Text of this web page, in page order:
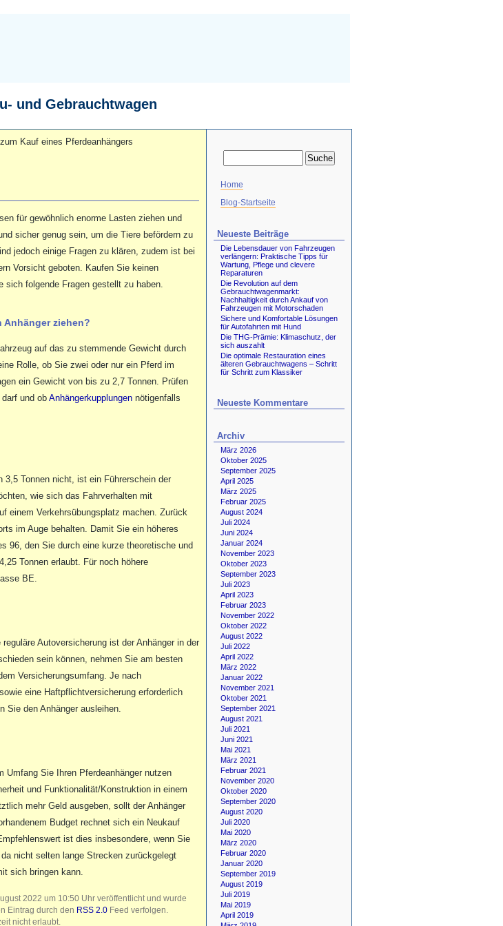
und Gebrauchtwagen
Kauf eines Pferdeanhängers
für gewöhnlich enorme Lasten ziehen und
sicher genug sein, um die Tiere befördern zu
jedoch einige Fragen zu klären, zudem ist bei
Vorsicht geboten. Kaufen Sie keinen
sich folgende Fragen gestellt zu haben.
Anhänger ziehen?
auf das zu stemmende Gewicht durch
Rolle, ob Sie zwei oder nur ein Pferd im
ein Gewicht von bis zu 2,7 Tonnen. Prüfen
und ob Anhängerkupplungen nötigenfalls
3,5 Tonnen nicht, ist ein Führerschein der
wie sich das Fahrverhalten mit
einem Verkehrsübungsplatz machen. Zurück
im Auge behalten. Damit Sie ein höheres
96, den Sie durch eine kurze theoretische und
Tonnen erlaubt. Für noch höhere
BE.
Autoversicherung ist der Anhänger in der
sein können, nehmen Sie am besten
Versicherungsumfang. Je nach
eine Haftpflichtversicherung erforderlich
den Anhänger ausleihen.
Umfang Sie Ihren Pferdeanhänger nutzen
und Funktionalität/Konstruktion in einem
mehr Geld ausgeben, sollt der Anhänger
Budget rechnet sich ein Neukauf
ist dies insbesondere, wenn Sie
nicht selten lange Strecken zurückgelegt
sich bringen kann.
2022 um 10:50 Uhr veröffentlicht und wurde
Eintrag durch den RSS 2.0 Feed verfolgen.
nicht erlaubt.
Home
Blog-Startseite
Neueste Beiträge
Die Lebensdauer von Fahrzeugen
verlängern: Praktische Tipps für
Wartung, Pflege und clevere
Reparaturen
Die Revolution auf dem
Gebrauchtwagenmarkt:
Nachhaltigkeit durch Ankauf von
Fahrzeugen mit Motorschaden
Sichere und Komfortable Lösungen
für Autofahrten mit Hund
Die THG-Prämie: Klimaschutz, der
sich auszahlt
Die optimale Restauration eines
älteren Gebrauchtwagens – Schritt
für Schritt zum Klassiker
Neueste Kommentare
Archiv
März 2026
Oktober 2025
September 2025
April 2025
März 2025
Februar 2025
August 2024
Juli 2024
Juni 2024
Januar 2024
November 2023
Oktober 2023
September 2023
Juli 2023
April 2023
Februar 2023
November 2022
Oktober 2022
August 2022
Juli 2022
April 2022
März 2022
Januar 2022
November 2021
Oktober 2021
September 2021
August 2021
Juli 2021
Juni 2021
Mai 2021
März 2021
Februar 2021
November 2020
Oktober 2020
September 2020
August 2020
Juli 2020
Mai 2020
März 2020
Februar 2020
Januar 2020
September 2019
August 2019
Juli 2019
Mai 2019
April 2019